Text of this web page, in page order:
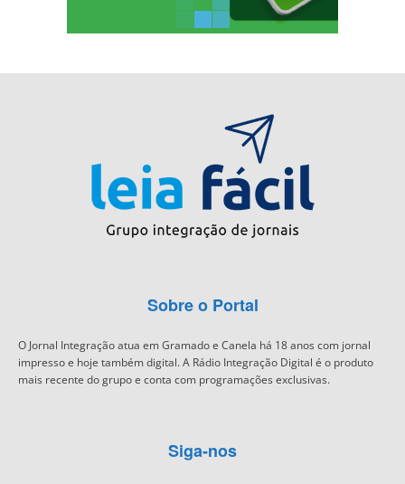
Sobre o Portal
O Jornal Integração atua em Gramado e Canela há 18 anos com jornal
impresso e hoje também digital. A Rádio Integração Digital é o produto
mais recente do grupo e conta com programações exclusivas.
Siga-nos